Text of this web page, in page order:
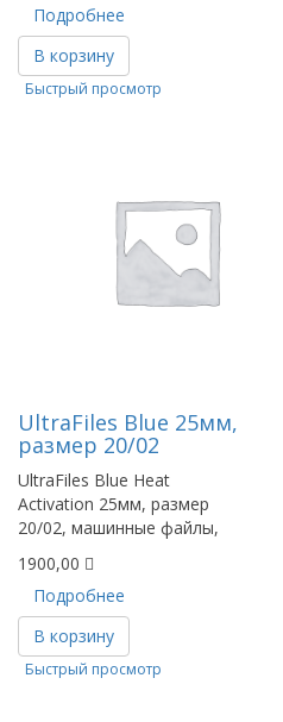
Подробнее
В корзину
Быстрый просмотр
UltraFiles Blue 25мм,
размер 20/02
UltraFiles Blue Heat
Activation 25мм, размер
20/02, машинные файлы,
1900,00
Подробнее
В корзину
Быстрый просмотр